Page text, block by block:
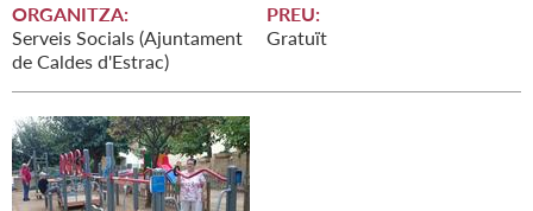
ORGANITZA:
Serveis Socials (Ajuntament
de Caldes d'Estrac)
PREU:
Gratuït